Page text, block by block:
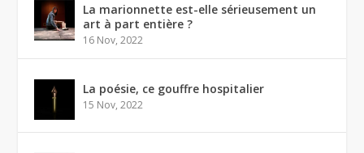
La marionnette est-elle sérieusement un
art à part entière ?
16 Nov, 2022
La poésie, ce gouffre hospitalier
15 Nov, 2022